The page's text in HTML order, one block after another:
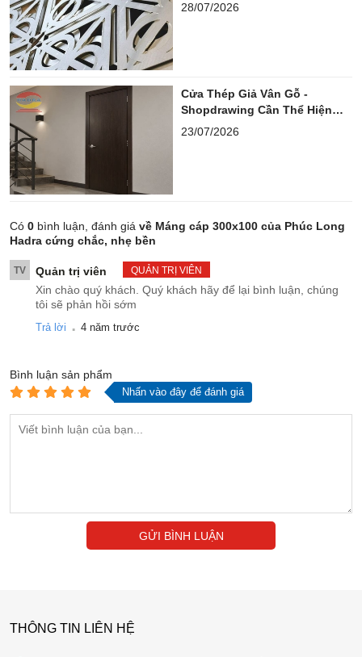
28/07/2026
Cửa Thép Giả Vân Gỗ -
Shopdrawing Cần Thể Hiện
Những Gì?
23/07/2026
Có 0 bình luận, đánh giá về Máng cáp 300x100 của Phúc Long
Hadra cứng chắc, nhẹ bền
TV Quản trị viên QUẢN TRỊ VIÊN
Xin chào quý khách. Quý khách hãy để lại bình luận, chúng
tôi sẽ phản hồi sớm
Trả lời . 4 năm trước
Bình luận sản phẩm
Nhấn vào đây để đánh giá
GỬI BÌNH LUẬN
THÔNG TIN LIÊN HỆ